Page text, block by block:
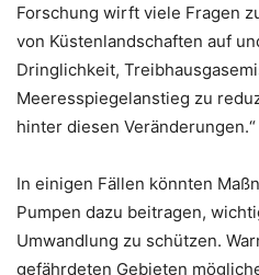
Forschung wirft viele Fragen
von Küstenlandschaften auf
Dringlichkeit,
Meeresspiegelanstieg zu
hinter diesen Veränderungen.“
In einigen Fällen könnten
Pumpen dazu beitragen,
Umwandlung zu schützen.
gefährdeten Gebieten